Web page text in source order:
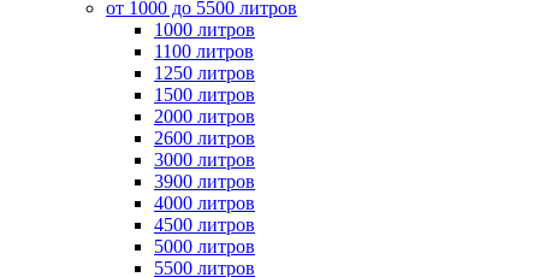
от 1000 до 5500 литров
1000 литров
1100 литров
1250 литров
1500 литров
2000 литров
2600 литров
3000 литров
3900 литров
4000 литров
4500 литров
5000 литров
5500 литров